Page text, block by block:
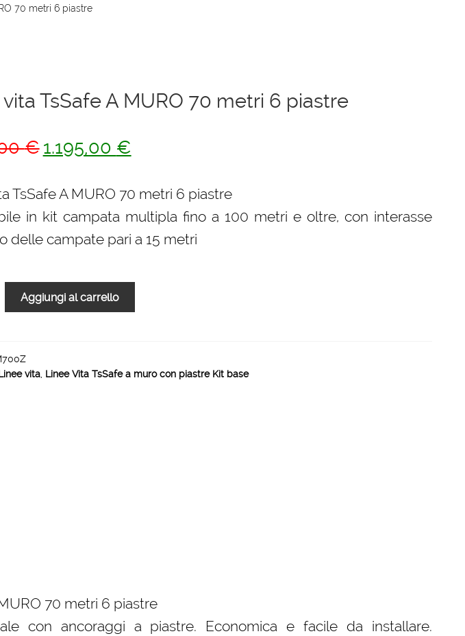
70 metri 6 piastre
TsSafe A MURO 70 metri 6 piastre
€ Il
originale
era:
1.770,00 €.
1.195,00 €
attuale
è:
1.195,00 €.
TsSafe A MURO 70 metri 6 piastre
in kit campata multipla fino a 100 metri e oltre, con interasse
delle campate pari a 15 metri
Aggiungi al carrello
vita, Linee Vita TsSafe a muro con piastre Kit base
70 metri 6 piastre
con ancoraggi a piastre. Economica e facile da installare.